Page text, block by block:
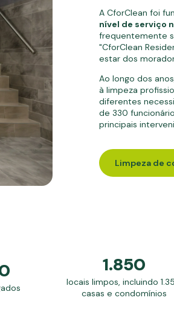
A CforClean foi
nível de serviço
frequentemente
"CforClean
estar dos
Ao longo dos
à limpeza
diferentes
de 330
principais
Limpeza de
1.850
locais limpos, incluindo
casas e condomínios